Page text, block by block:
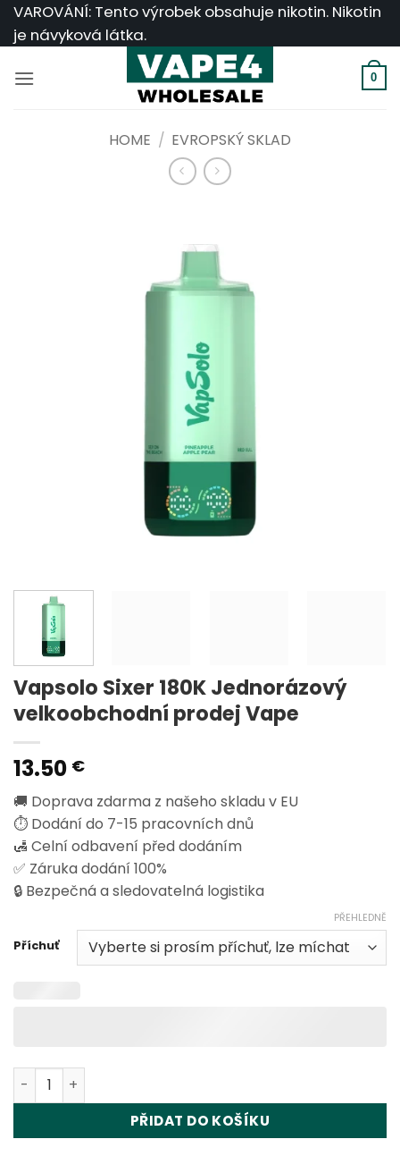
Přeskočit
na
VAROVÁNÍ: Tento výrobek obsahuje nikotin. Nikotin
je návyková látka.
0
HOME / EVROPSKÝ SKLAD
Vapsolo Sixer 180K Jednorázový
velkoobchodní prodej Vape
13.50 €
🚚 Doprava zdarma z našeho skladu v EU
⏱️ Dodání do 7-15 pracovních dnů
🛃 Celní odbavení před dodáním
✅ Záruka dodání 100%
🔒 Bezpečná a sledovatelná logistika
Příchuť
PŘEHLEDNĚ
Vapsolo Sixer 180K Disposable Vape Wholesale množství
PŘIDAT DO KOŠÍKU